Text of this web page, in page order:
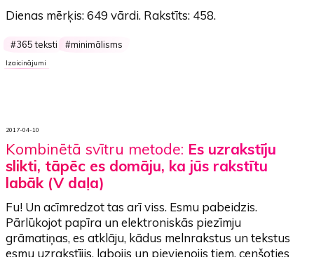
Dienas mērķis:649 vārdi. Rakstīts: 458.
365 teksti minimālisms
Izaicinājumi
2017-04-10
Kombinētā svītru metode: Es uzrakstīju
slikti, tāpēc es domāju, ka jūs rakstītu
labāk (V daļa)
Fu! Un acīmredzot tas arī viss. Esmu pabeidzis.
Pārlūkojot papīra un elektroniskās piezīmju
grāmatiņas, es atklāju, kādus melnrakstus un tekstus
esmu uzrakstījis, labojis un pievienojis tiem, cenšoties